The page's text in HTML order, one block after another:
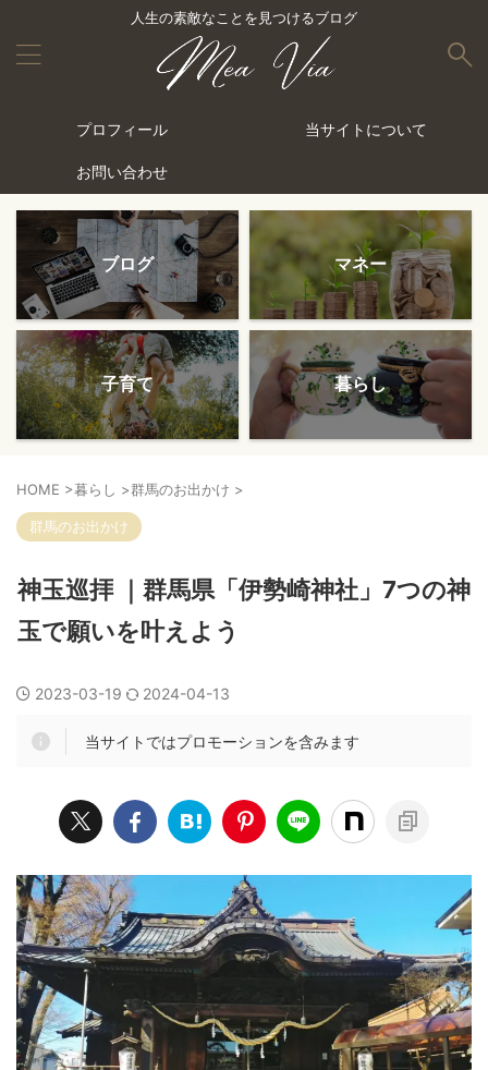
人生の素敵なことを見つけるブログ
プロフィール 当サイトについて
お問い合わせ
ブログ マネー
子育て 暮らし
HOME >暮らし >群馬のお出かけ >
群馬のお出かけ
神玉巡拝 ｜群馬県「伊勢崎神社」7つの神
玉で願いを叶えよう
2023-03-19 2024-04-13
当サイトではプロモーションを含みます